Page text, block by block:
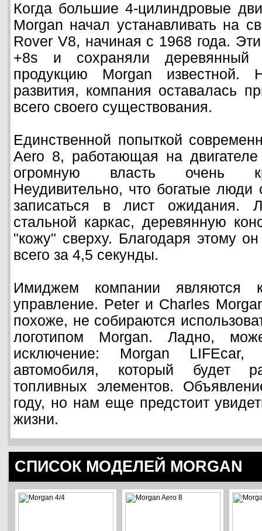
Когда большие 4-цилиндровые
Morgan начал устанавливать на
Rover V8, начиная с 1968 года.
+8s и сохраняли деревянный
продукцию Morgan известной.
развития, компания оставалась
всего своего существования.
Единственной попыткой
Aero 8, работающая на
огромную власть очень
Неудивительно, что богатые
записаться в лист ожидания.
стальной каркас, деревянную
"кожу" сверху. Благодаря этому
всего за 4,5 секунды.
Имиджем компании являются
управление. Peter и Charles
похоже, не собираются
логотипом Morgan. Ладно,
исключение: Morgan LIFEcar,
автомобиля, который будет
топливных элементов.
году, но нам еще предстоит
жизни.
СПИСОК МОДЕЛЕЙ MORGAN